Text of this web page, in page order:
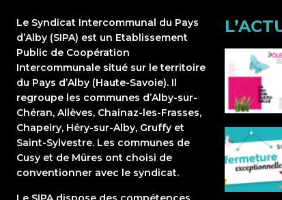
Le Syndicat Intercommunal du Pays
d’Alby (SIPA) est un Etablissement
Public de Coopération
Intercommunale situé sur le territoire
du Pays d’Alby (Haute-Savoie). Il
regroupe les communes d’Alby-sur-
Chéran, Allèves, Chainaz-les-Frasses,
Chapeiry, Héry-sur-Alby, Gruffy et
Saint-Sylvestre. Les communes de
Cusy et de Mûres ont choisi de
conventionner avec le syndicat.